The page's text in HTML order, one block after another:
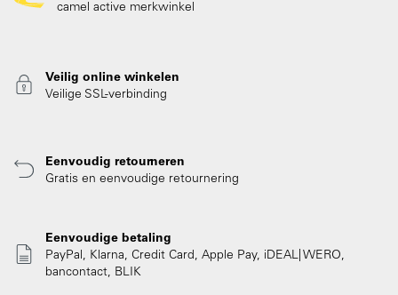
camel active merkwinkel
Veilig online winkelen
Veilige SSL-verbinding
Eenvoudig retourneren
Gratis en eenvoudige retournering
Eenvoudige betaling
PayPal, Klarna, Credit Card, Apple Pay, iDEAL| WERO,
bancontact, BLIK